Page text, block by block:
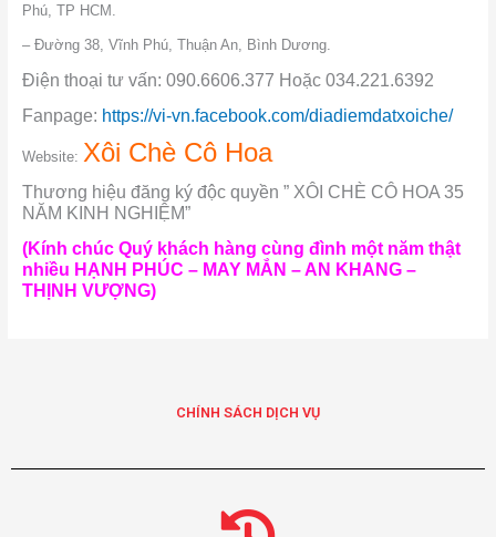
Phú, TP HCM.
– Đường 38, Vĩnh Phú, Thuận An, Bình Dương.
Điện thoại tư vấn: 090.6606.377 Hoặc 034.221.6392
Fanpage: https://vi-vn.facebook.com/diadiemdatxoiche/
Website: Xôi Chè Cô Hoa
Thương hiệu đăng ký độc quyền ” XÔI CHÈ CÔ HOA 35
NĂM KINH NGHIỆM”
(Kính chúc Quý khách hàng cùng đình một năm thật
nhiều HẠNH PHÚC – MAY MẮN – AN KHANG –
THỊNH VƯỢNG)
CHÍNH SÁCH DỊCH VỤ